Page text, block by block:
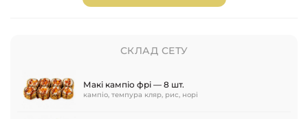
СКЛАД СЕТУ
Макі кампіо фрі — 8 шт.
кампіо, темпура кляр, рис, норі